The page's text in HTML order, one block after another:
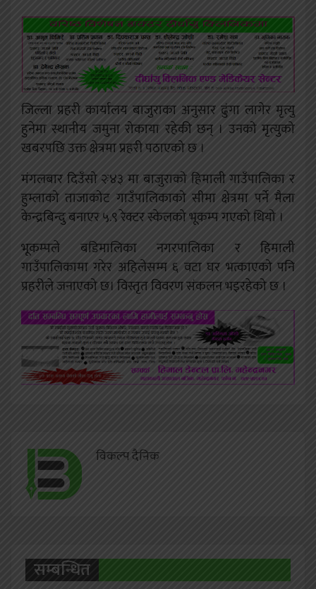
जिल्ला प्रहरी कार्यालय बाजुराका अनुसार ढुंगा लागेर मृत्यु
हुनेमा स्थानीय जमुना रोकाया रहेकी छन् । उनको मृत्युको
खबरपछि उक्त क्षेत्रमा प्रहरी पठाएको छ ।
मंगलबार दिउँसो २ः४३ मा बाजुराको हिमाली गाउँपालिका र
हुम्लाको ताजाकोट गाउँपालिकाको सीमा क्षेत्रमा पर्ने मैला
केन्द्रबिन्दु बनाएर ५.९ रेक्टर स्केलको भूकम्प गएको थियो ।
भूकम्पले बडिमालिका नगरपालिका र हिमाली
गाउँपालिकामा गरेर अहिलेसम्म ६ वटा घर भत्काएको पनि
प्रहरीले जनाएको छ। विस्तृत विवरण संकलन भइरहेको छ ।
विकल्प दैनिक
सम्बन्धित